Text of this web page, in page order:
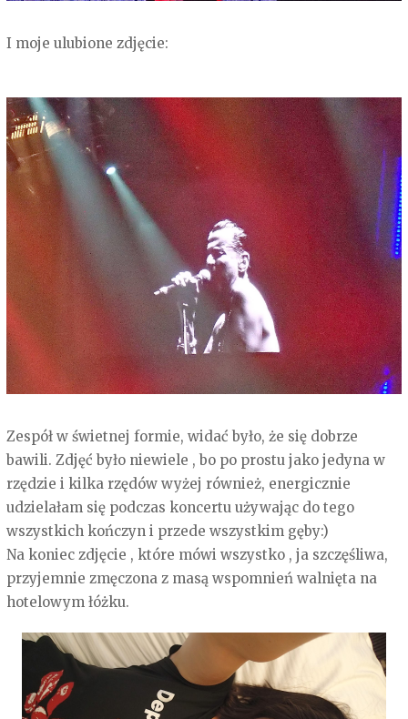
I moje ulubione zdjęcie:
Zespół w świetnej formie, widać było, że się dobrze
bawili. Zdjęć było niewiele , bo po prostu jako jedyna w
rzędzie i kilka rzędów wyżej również, energicznie
udzielałam się podczas koncertu używając do tego
wszystkich kończyn i przede wszystkim gęby:)
Na koniec zdjęcie , które mówi wszystko , ja szczęśliwa,
przyjemnie zmęczona z masą wspomnień walnięta na
hotelowym łóżku.